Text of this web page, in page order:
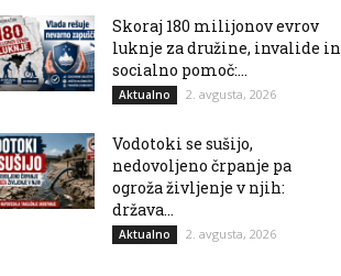
Skoraj 180 milijonov evrov
luknje za družine, invalide in
socialno pomoč:...
Aktualno 2. avgusta, 2026
Vodotoki se sušijo,
nedovoljeno črpanje pa
ogroža življenje v njih:
država...
Aktualno 2. avgusta, 2026